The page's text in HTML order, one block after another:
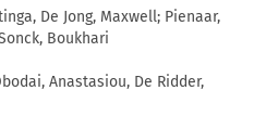
De Jong, Maxwell; Pienaar,
Boukhari
Anastasiou, De Ridder,